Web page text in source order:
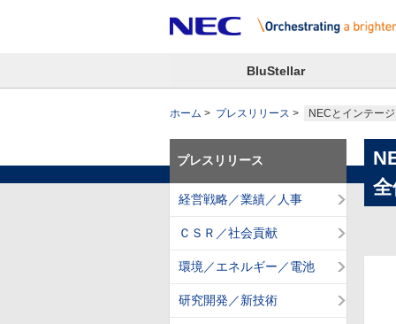
BluStellar
ホーム プレスリリース NECとインテー
プレスリリース
経営戦略／業績／人事
ＣＳＲ／社会貢献
環境／エネルギー／電池
研究開発／新技術